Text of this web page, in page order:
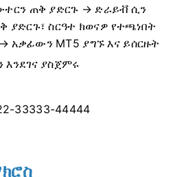
ጠቅ ያድርጉ → ድራይቭ ሲን
ያድርጉ፣ ስርዓተ ክወናዎ የተጫነበት
MT5 ያግኙ እና ይሰርዙት
እንደገና ያስጀምሩ
33333-44444